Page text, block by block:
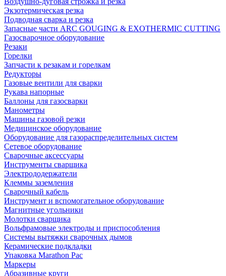
Экзотермическая резка
Подводная сварка и резка
Запасные части ARC GOUGING & EXOTHERMIC CUTTING
Газосварочное оборудование
Резаки
Горелки
Запчасти к резакам и горелкам
Редукторы
Газовые вентили для сварки
Рукава напорные
Баллоны для газосварки
Манометры
Машины газовой резки
Медицинское оборудование
Оборудование для газораспределительных систем
Сетевое оборудование
Сварочные аксессуары
Инструменты сварщика
Электрододержатели
Клеммы заземления
Сварочный кабель
Инструмент и вспомогательное оборудование
Магнитные угольники
Молотки сварщика
Вольфрамовые электроды и приспособления
Системы вытяжки сварочных дымов
Керамические подкладки
Упаковка Marathon Pac
Маркеры
Абразивные круги